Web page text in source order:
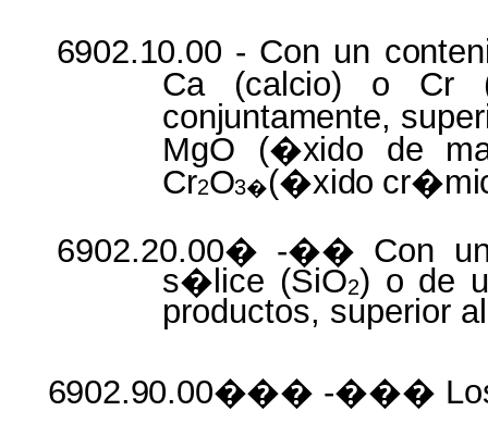
6902.10.00 - Con un
Ca (calcio) o Cr
conjuntamente,
MgO
(�xido de
Cr2O3�(�xido
6902.20.00� -�� Con
s�lice (SiO2) o de
productos, superior
6902.90.00��� -���